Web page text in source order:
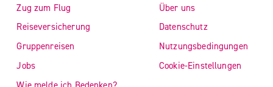
Zug zum Flug
Reiseversicherung
Gruppenreisen
Jobs
Über uns
Datenschutz
Nutzungsbedingungen
Cookie-Einstellungen